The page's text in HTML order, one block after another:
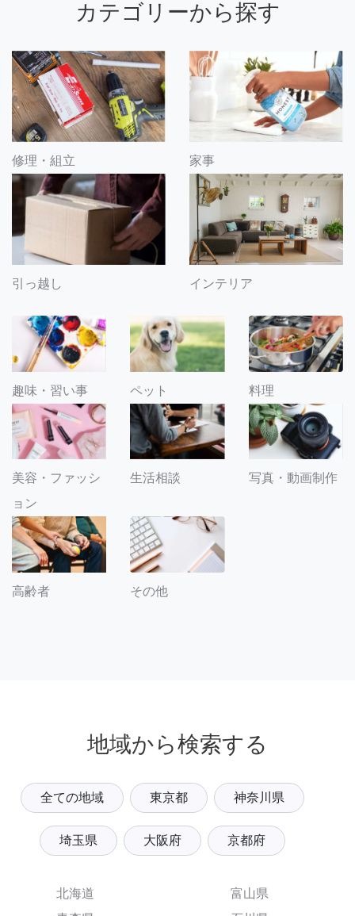
カテゴリーから探す
修理・組立 家事
引っ越し インテリア
趣味・習い事 ペット 料理
美容・ファッシ
ョン
生活相談 写真・動画制作
高齢者 その他
地域から検索する
全ての地域 東京都 神奈川県
埼玉県 大阪府 京都府
北海道
富山県